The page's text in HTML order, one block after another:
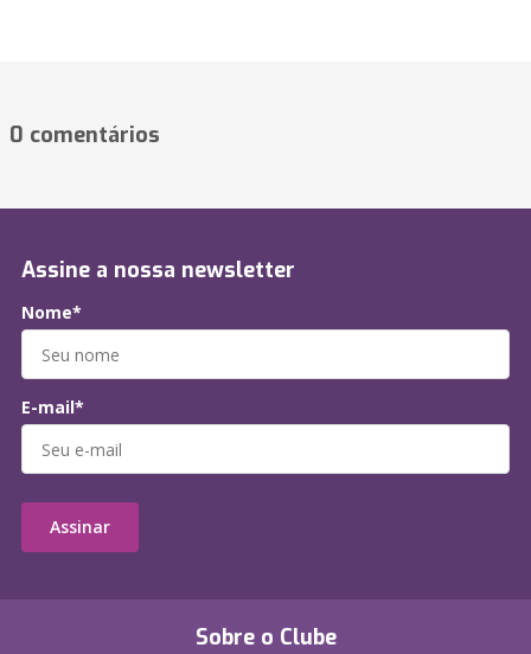
0 comentários
Sobre o Clube
Assine a nossa newsletter
Nome*
E-mail*
Assinar